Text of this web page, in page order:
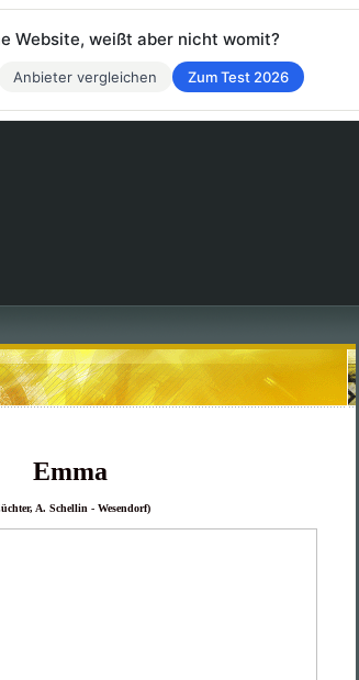
Emma
A. Schellin - Wesendorf)
Website, weißt aber nicht womit?
Anbieter vergleichen Zum Test 2026